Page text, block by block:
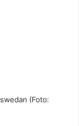
(Foto: